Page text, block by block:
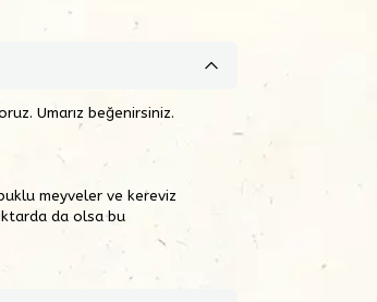
Umarız beğenirsiniz.
meyveler ve kereviz
da olsa bu